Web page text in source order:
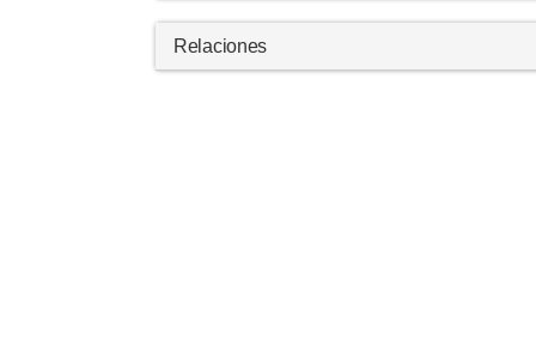
Relaciones